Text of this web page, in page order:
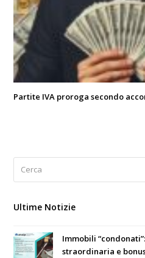
Partite IVA proroga secondo
Ultime Notizie
Immobili
straordinaria e